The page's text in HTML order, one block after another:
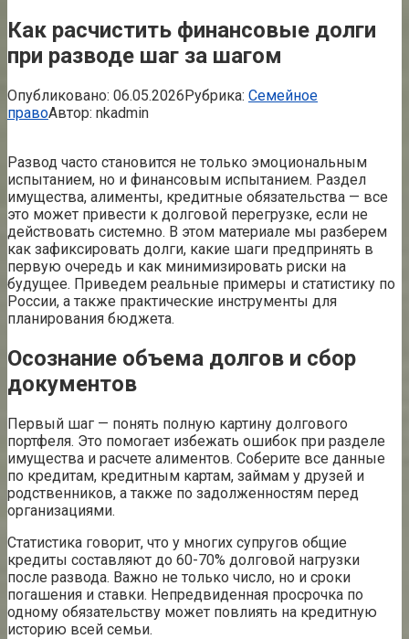
Как расчистить финансовые долги
при разводе шаг за шагом
Опубликовано: 06.05.2026Рубрика: Семейное
правоАвтор: nkadmin
Развод часто становится не только эмоциональным
испытанием, но и финансовым испытанием. Раздел
имущества, алименты, кредитные обязательства — все
это может привести к долговой перегрузке, если не
действовать системно. В этом материале мы разберем
как зафиксировать долги, какие шаги предпринять в
первую очередь и как минимизировать риски на
будущее. Приведем реальные примеры и статистику по
России, а также практические инструменты для
планирования бюджета.
Осознание объема долгов и сбор
документов
Первый шаг — понять полную картину долгового
портфеля. Это помогает избежать ошибок при разделе
имущества и расчете алиментов. Соберите все данные
по кредитам, кредитным картам, займам у друзей и
родственников, а также по задолженностям перед
организациями.
Статистика говорит, что у многих супругов общие
кредиты составляют до 60-70% долговой нагрузки
после развода. Важно не только число, но и сроки
погашения и ставки. Непредвиденная просрочка по
одному обязательству может повлиять на кредитную
историю всей семьи.